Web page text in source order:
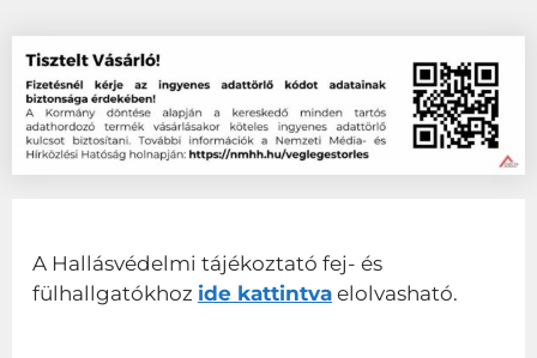
A Hallásvédelmi tájékoztató fej- és
fülhallgatókhoz ide kattintva elolvasható.